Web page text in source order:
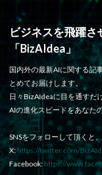
ビジネスを飛躍
「BizAIdea」
国内外の最新AIに関する記
とめてお届けします。
日々BizAIdeaに目を通すだ
AIの進化スピードをあなた
SNSをフォローして頂くと
X: https://twitter.com/
Facebook: https://